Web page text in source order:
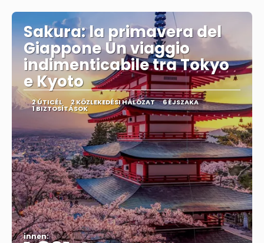
Sakura: la primavera del
Giappone Un viaggio
indimenticabile tra Tokyo
e Kyoto
2 ÚTICÉL 2 KÖZLEKEDÉSI HÁLÓZAT 6 ÉJSZAKA
1 BIZTOSÍTÁSOK
innen: